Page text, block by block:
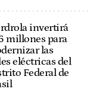
invertirá
millones para
las
eléctricas del
Federal de